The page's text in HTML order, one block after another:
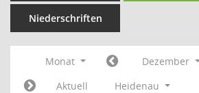
Niederschriften
Monat Dezember
Aktuell
Heidenau